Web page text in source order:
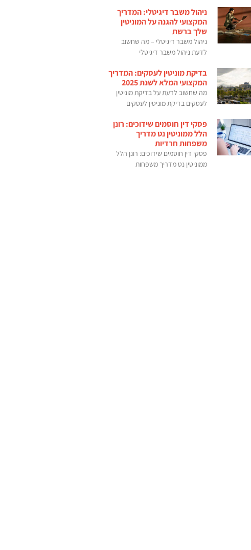
ניהול משבר דיגיטלי: המדריך
המקצועי להגנה על המוניטין
שלך ברשת
ניהול משבר דיגיטלי – מה שחשוב
לדעת ניהול משבר דיגיטלי
בדיקת מוניטין לעסקים: המדריך
המקצועי המלא לשנת 2025
מה שחשוב לדעת על בדיקת מוניטין
לעסקים בדיקת מוניטין לעסקים
פסקי דין חוסמים שידוכים: רונן
הלל ממוניטין נט מדריך
משפחות חרדיות
פסקי דין חוסמים שידוכים: רונן הלל
ממוניטין נט מדריך משפחות